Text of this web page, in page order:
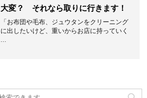
大変？ それなら取りに行きます！
「お布団や毛布、ジュウタンをクリーニング
に出したいけど、重いからお店に持っていく